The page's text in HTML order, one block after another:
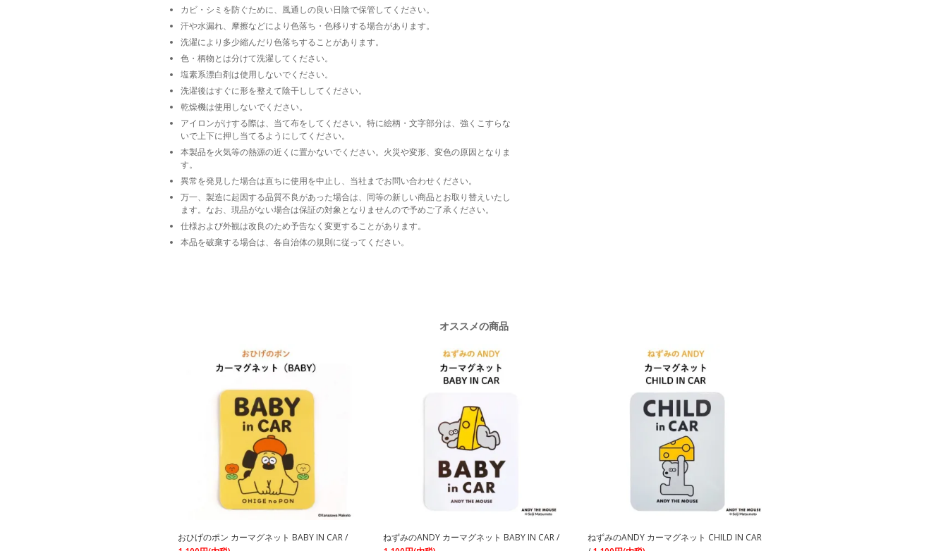
カビ・シミを防ぐために、風通しの良い日陰で保管してください。
汗や水漏れ、摩擦などにより色落ち・色移りする場合があります。
洗濯により多少縮んだり色落ちすることがあります。
色・柄物とは分けて洗濯してください。
塩素系漂白剤は使用しないでください。
洗濯後はすぐに形を整えて陰干ししてください。
乾燥機は使用しないでください。
アイロンがけする際は、当て布をしてください。特に絵柄・文字部分は、強くこすらな
いで上下に押し当てるようにしてください。
本製品を火気等の熱源の近くに置かないでください。火災や変形、変色の原因となりま
す。
異常を発見した場合は直ちに使用を中止し、当社までお問い合わせください。
万一、製造に起因する品質不良があった場合は、同等の新しい商品とお取り替えいたし
ます。なお、現品がない場合は保証の対象となりませんので予めご了承ください。
仕様および外観は改良のため予告なく変更することがあります。
本品を破棄する場合は、各自治体の規則に従ってください。
オススメの商品
おひげのポン カーマグネット BABY IN CAR /
ねずみのANDY カーマグネット BABY IN CAR /
ねずみのANDY カーマグネット CHILD IN CAR